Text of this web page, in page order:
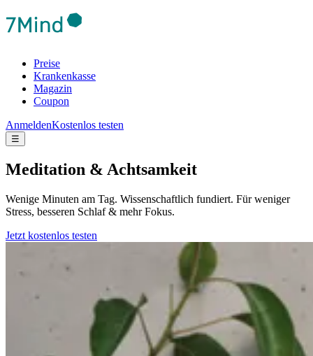
Preise
Krankenkasse
Magazin
Coupon
AnmeldenKostenlos testen
☰
Meditation & Achtsamkeit
Wenige Minuten am Tag. Wissenschaftlich fundiert. Für weniger
Stress, besseren Schlaf & mehr Fokus.
Jetzt kostenlos testen